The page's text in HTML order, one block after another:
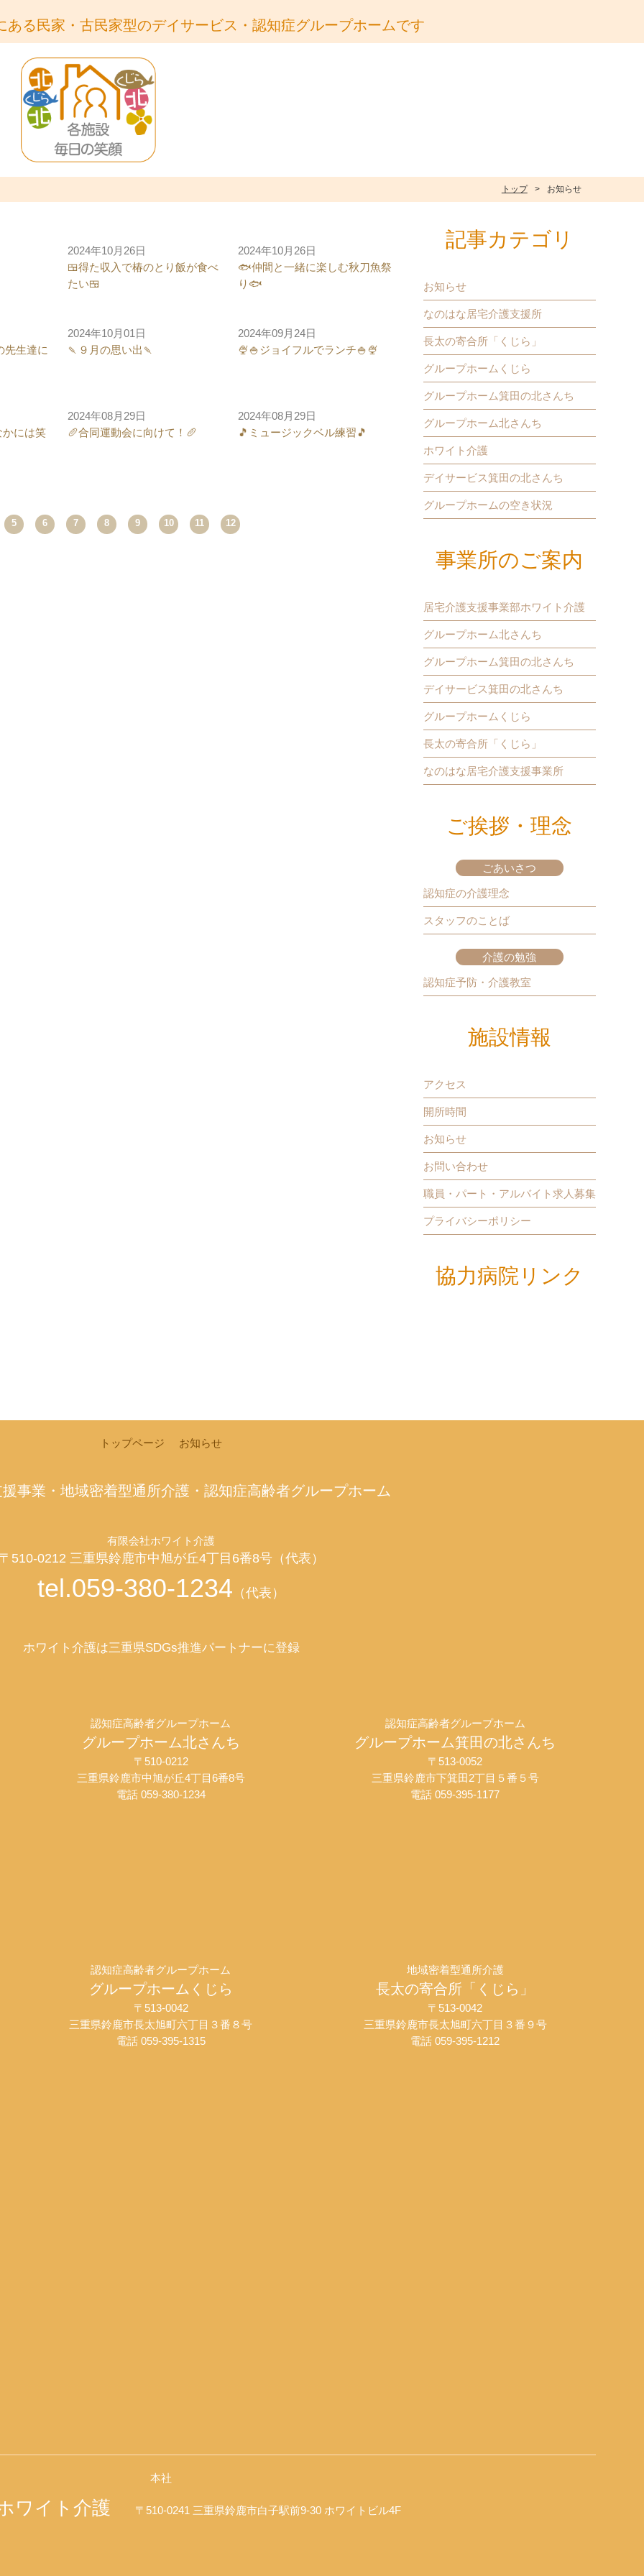
ある民家・古民家型のデイサービス・認知症グループホームです
トップ お知らせ
2024年10月26日
🍱得た収入で椿のとり飯が食べ
たい🍱
2024年10月26日
🐟仲間と一緒に楽しむ秋刀魚祭
り🐟
先生達に
2024年10月01日
🍡９月の思い出🍡
2024年09月24日
🍨🍚ジョイフルでランチ🍚🍨
かには笑
2024年08月29日
🥖合同運動会に向けて！🥖
2024年08月29日
🎵ミュージックベル練習🎵
5 6 7 8 9 10 11 12
記事カテゴリ
お知らせ
なのはな居宅介護支援所
長太の寄合所「くじら」
グループホームくじら
グループホーム箕田の北さんち
グループホーム北さんち
ホワイト介護
デイサービス箕田の北さんち
グループホームの空き状況
事業所のご案内
居宅介護支援事業部ホワイト介護
グループホーム北さんち
グループホーム箕田の北さんち
デイサービス箕田の北さんち
グループホームくじら
長太の寄合所「くじら」
なのはな居宅介護支援事業所
ご挨拶・理念
ごあいさつ
認知症の介護理念
スタッフのことば
介護の勉強
認知症予防・介護教室
施設情報
アクセス
開所時間
お知らせ
お問い合わせ
職員・パート・アルバイト求人募集
プライバシーポリシー
協力病院リンク
トップページ お知らせ
事業・地域密着型通所介護・認知症高齢者グループホーム
有限会社ホワイト介護
510-0212 三重県鈴鹿市中旭が丘4丁目6番8号（代表）
tel.059-380-1234 （代表）
ホワイト介護は三重県SDGs推進パートナーに登録
認知症高齢者グループホーム
グループホーム北さんち
〒510-0212
三重県鈴鹿市中旭が丘4丁目6番8号
電話 059-380-1234
認知症高齢者グループホーム
グループホーム箕田の北さんち
〒513-0052
三重県鈴鹿市下箕田2丁目５番５号
電話 059-395-1177
認知症高齢者グループホーム
グループホームくじら
〒513-0042
三重県鈴鹿市長太旭町六丁目３番８号
電話 059-395-1315
地域密着型通所介護
長太の寄合所「くじら」
〒513-0042
三重県鈴鹿市長太旭町六丁目３番９号
電話 059-395-1212
本社
ワイト介護 〒510-0241 三重県鈴鹿市白子駅前9-30 ホワイトビル4F